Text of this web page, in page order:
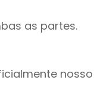
as partes.
nosso